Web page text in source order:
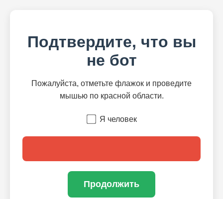
Подтвердите, что вы
не бот
Пожалуйста, отметьте флажок и проведите
мышью по красной области.
Я человек
Продолжить